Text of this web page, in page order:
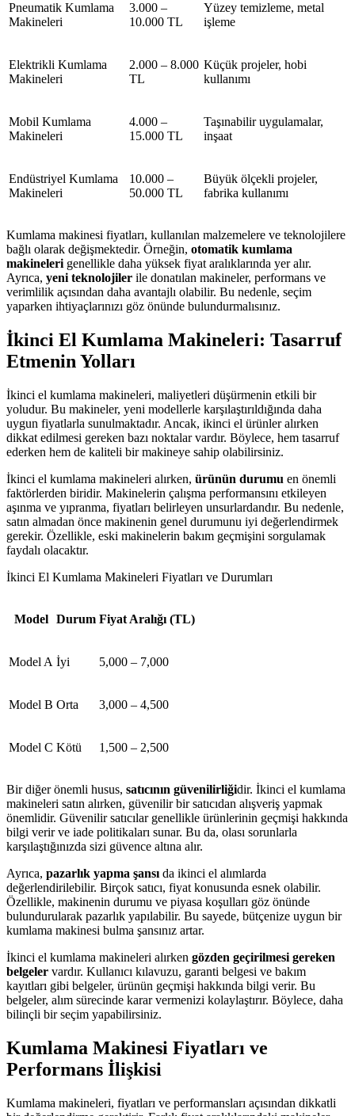
Pneumatik Kumlama
Makineleri
3.000 –
10.000 TL
Yüzey temizleme, metal
işleme
Elektrikli Kumlama
Makineleri
2.000 – 8.000
TL
Küçük projeler, hobi
kullanımı
Mobil Kumlama
Makineleri
4.000 –
15.000 TL
Taşınabilir uygulamalar,
inşaat
Endüstriyel Kumlama
Makineleri
10.000 –
50.000 TL
Büyük ölçekli projeler,
fabrika kullanımı
Kumlama makinesi fiyatları, kullanılan malzemelere ve teknolojilere
bağlı olarak değişmektedir. Örneğin, otomatik kumlama
makineleri genellikle daha yüksek fiyat aralıklarında yer alır.
Ayrıca, yeni teknolojiler ile donatılan makineler, performans ve
verimlilik açısından daha avantajlı olabilir. Bu nedenle, seçim
yaparken ihtiyaçlarınızı göz önünde bulundurmalısınız.
İkinci El Kumlama Makineleri: Tasarruf
Etmenin Yolları
İkinci el kumlama makineleri, maliyetleri düşürmenin etkili bir
yoludur. Bu makineler, yeni modellerle karşılaştırıldığında daha
uygun fiyatlarla sunulmaktadır. Ancak, ikinci el ürünler alırken
dikkat edilmesi gereken bazı noktalar vardır. Böylece, hem tasarruf
ederken hem de kaliteli bir makineye sahip olabilirsiniz.
İkinci el kumlama makineleri alırken, ürünün durumu en önemli
faktörlerden biridir. Makinelerin çalışma performansını etkileyen
aşınma ve yıpranma, fiyatları belirleyen unsurlardandır. Bu nedenle,
satın almadan önce makinenin genel durumunu iyi değerlendirmek
gerekir. Özellikle, eski makinelerin bakım geçmişini sorgulamak
faydalı olacaktır.
İkinci El Kumlama Makineleri Fiyatları ve Durumları
Model Durum Fiyat Aralığı (TL)
Model A İyi 5,000 – 7,000
Model B Orta 3,000 – 4,500
Model C Kötü 1,500 – 2,500
Bir diğer önemli husus, satıcının güvenilirliğidir. İkinci el kumlama
makineleri satın alırken, güvenilir bir satıcıdan alışveriş yapmak
önemlidir. Güvenilir satıcılar genellikle ürünlerinin geçmişi hakkında
bilgi verir ve iade politikaları sunar. Bu da, olası sorunlarla
karşılaştığınızda sizi güvence altına alır.
Ayrıca, pazarlık yapma şansı da ikinci el alımlarda
değerlendirilebilir. Birçok satıcı, fiyat konusunda esnek olabilir.
Özellikle, makinenin durumu ve piyasa koşulları göz önünde
bulundurularak pazarlık yapılabilir. Bu sayede, bütçenize uygun bir
kumlama makinesi bulma şansınız artar.
İkinci el kumlama makineleri alırken gözden geçirilmesi gereken
belgeler vardır. Kullanıcı kılavuzu, garanti belgesi ve bakım
kayıtları gibi belgeler, ürünün geçmişi hakkında bilgi verir. Bu
belgeler, alım sürecinde karar vermenizi kolaylaştırır. Böylece, daha
bilinçli bir seçim yapabilirsiniz.
Kumlama Makinesi Fiyatları ve
Performans İlişkisi
Kumlama makineleri, fiyatları ve performansları açısından dikkatli